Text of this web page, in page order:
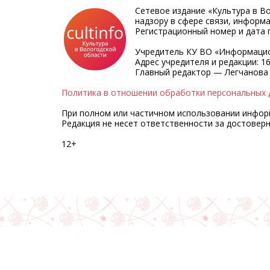
Сетевое издание «Культура в
надзору в сфере связи,
Регистрационный номер и
Учредитель КУ ВО
Адрес учредителя и редакции:
Главный редактор — Легчанова
Политика в отношении обработки персональных
При полном или частичном использовании
Редакция не несет ответственности за
12+